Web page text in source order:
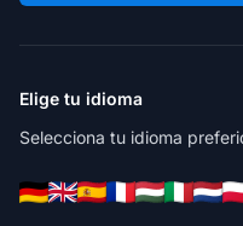
Elige tu idioma
Selecciona tu idioma